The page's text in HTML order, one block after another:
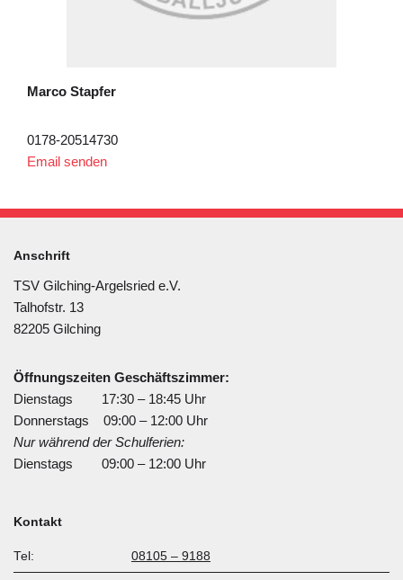
Marco Stapfer
0178-20514730
Email senden
Anschrift
TSV Gilching-Argelsried e.V.
Talhofstr. 13
82205 Gilching
Öffnungszeiten Geschäftszimmer:
Dienstags 17:30 – 18:45 Uhr
Donnerstags 09:00 – 12:00 Uhr
Nur während der Schulferien:
Dienstags 09:00 – 12:00 Uhr
Kontakt
Tel: 08105 – 9188